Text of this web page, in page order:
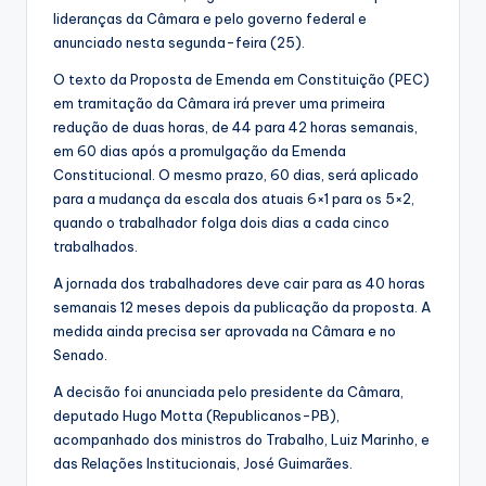
lideranças da Câmara e pelo governo federal e
anunciado nesta segunda-feira (25).
O texto da Proposta de Emenda em Constituição (PEC)
em tramitação da Câmara irá prever uma primeira
redução de duas horas, de 44 para 42 horas semanais,
em 60 dias após a promulgação da Emenda
Constitucional. O mesmo prazo, 60 dias, será aplicado
para a mudança da escala dos atuais 6×1 para os 5×2,
quando o trabalhador folga dois dias a cada cinco
trabalhados.
A jornada dos trabalhadores deve cair para as 40 horas
semanais 12 meses depois da publicação da proposta. A
medida ainda precisa ser aprovada na Câmara e no
Senado.
A decisão foi anunciada pelo presidente da Câmara,
deputado Hugo Motta (Republicanos-PB),
acompanhado dos ministros do Trabalho, Luiz Marinho, e
das Relações Institucionais, José Guimarães.